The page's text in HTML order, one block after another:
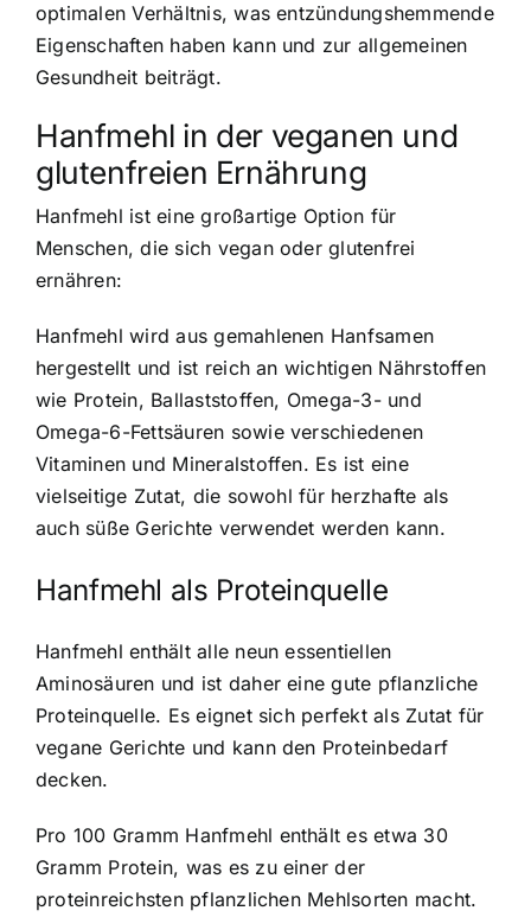
optimalen Verhältnis, was entzündungshemmende
Eigenschaften haben kann und zur allgemeinen
Gesundheit beiträgt.
Hanfmehl in der veganen und
glutenfreien Ernährung
Hanfmehl ist eine großartige Option für
Menschen, die sich vegan oder glutenfrei
ernähren:
Hanfmehl wird aus gemahlenen Hanfsamen
hergestellt und ist reich an wichtigen Nährstoffen
wie Protein, Ballaststoffen, Omega-3- und
Omega-6-Fettsäuren sowie verschiedenen
Vitaminen und Mineralstoffen. Es ist eine
vielseitige Zutat, die sowohl für herzhafte als
auch süße Gerichte verwendet werden kann.
Hanfmehl als Proteinquelle
Hanfmehl enthält alle neun essentiellen
Aminosäuren und ist daher eine gute pflanzliche
Proteinquelle. Es eignet sich perfekt als Zutat für
vegane Gerichte und kann den Proteinbedarf
decken.
Pro 100 Gramm Hanfmehl enthält es etwa 30
Gramm Protein, was es zu einer der
proteinreichsten pflanzlichen Mehlsorten macht.